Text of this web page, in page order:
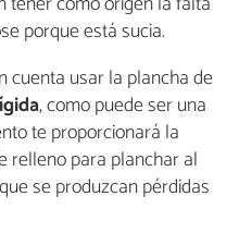
porque está sucia.
cuenta usar la plancha de
, como puede ser una
te proporcionará la
relleno para planchar al
se produzcan pérdidas